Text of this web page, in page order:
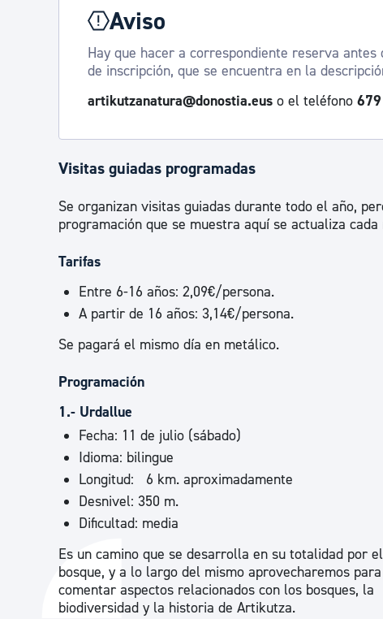
Aviso
Hay que hacer a correspondiente reserva
de inscripción, que se encuentra en la
artikutzanatura@donostia.eus o el teléfono
Visitas guiadas programadas
Se organizan visitas guiadas durante todo el año,
programación que se muestra aquí se actualiza cada
Tarifas
Entre 6-16 años: 2,09€/persona.
A partir de 16 años: 3,14€/persona.
Se pagará el mismo día en metálico.
Programación
1.- Urdallue
Fecha: 11 de julio (sábado)
Idioma: bilingue
Longitud: 6 km. aproximadamente
Desnivel: 350 m.
Dificultad: media
Es un camino que se desarrolla en su totalidad por el
bosque, y a lo largo del mismo aprovecharemos para
comentar aspectos relacionados con los bosques, la
biodiversidad y la historia de Artikutza.